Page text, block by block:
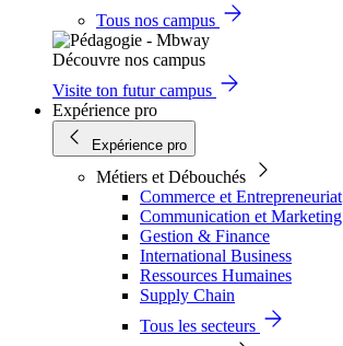
Tous nos campus
Découvre nos campus
Visite ton futur campus
Expérience pro
Expérience pro
Métiers et Débouchés
Commerce et Entrepreneuriat
Communication et Marketing
Gestion & Finance
International Business
Ressources Humaines
Supply Chain
Tous les secteurs